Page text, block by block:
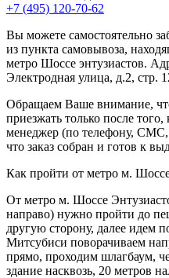
+7 (495) 120-70-62
Вы можете самостоятельно
из пункта самовывоза,
метро Шоссе энтузиастов.
Электродная улица, д.2, стр.
Обращаем Ваше внимание,
приезжать только после
менеджер (по телефону, СМС,
что заказ собран и готов к
Как пройти от метро м.
От метро м. Шоссе
направо) нужно пройти до
другую сторону, далее идем
Митсубиси поворачиваем
прямо, проходим шлагбаум,
здание насквозь, 20 метров